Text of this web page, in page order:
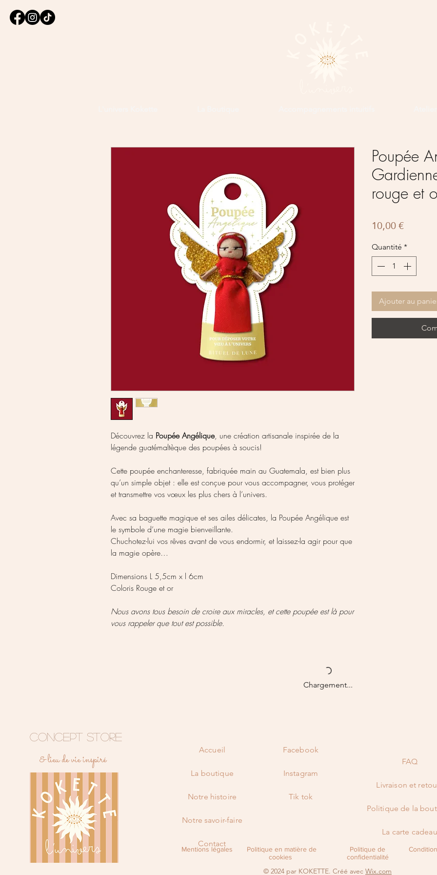
Découvrez la Poupée Angélique, une création artisanale inspirée de la
légende guatémaltèque des poupées à soucis!
Cette poupée enchanteresse, fabriquée main au Guatemala, est bien plus
qu’un simple objet : elle est conçue pour vous accompagner, vous protéger
et transmettre vos vœux les plus chers à l’univers.
Avec sa baguette magique et ses ailes délicates, la Poupée Angélique est
le symbole d’une magie bienveillante.
Chuchotez-lui vos rêves avant de vous endormir, et laissez-la agir pour que
la magie opère…
Dimensions L 5,5cm x l 6cm
Coloris Rouge et or
Nous avons tous besoin de croire aux miracles, et cette poupée est là pour
vous rappeler que tout est possible.
Poupée
rouge et
10,00 €Prix
Quantité *
Ajouter au
Chargement...
CONCEPT STORE
& lieu de vie inspiré
Accueil
La boutique
Notre histoire
Notre savoir-faire
Contact
Facebook
Instagram
Tik tok
FAQ
Livraison et
Politique de la
La carte cadeau
Mentions légales
Politique en matière de
cookies
Politique de
confidentialité
© 2024 par KOKETTE. Créé avec Wix.com